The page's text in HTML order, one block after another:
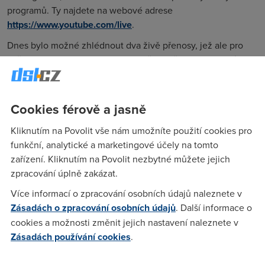
programů. Ty najdete na webové adrese
https://www.youtube.com/live.
Dnes bylo možné zhlédnout dva živě přenosy, jež ale pro
našince zas tak extra nebyly: a to třeba přenos z indické ligy
kriketu nebo přednášku na Stanfordově univerzitě o
YouTube později umožní i svým návštěvníkům zřídit si vlastní
11. 4. 2011
Autor: Redakce DSL.cz
Cookies férově a jasně
Kliknutím na Povolit vše nám umožníte použití cookies pro
funkční, analytické a marketingové účely na tomto
zařízení. Kliknutím na Povolit nezbytné můžete jejich
zpracování úplně zakázat.
Více informací o zpracování osobních údajů naleznete v
Zásadách o zpracování osobních údajů. Další informace o
cookies a možnosti změnit jejich nastavení naleznete v
Zásadách používání cookies.